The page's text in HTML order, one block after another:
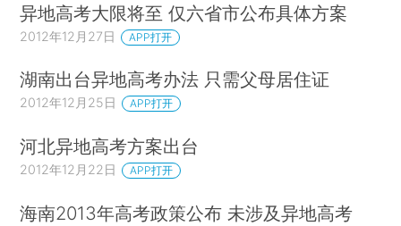
异地高考大限将至 仅六省市公布具体方案
2012年12月27日 APP打开
湖南出台异地高考办法 只需父母居住证
2012年12月25日 APP打开
河北异地高考方案出台
2012年12月22日 APP打开
海南2013年高考政策公布 未涉及异地高考